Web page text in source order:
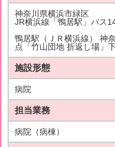
神奈川県横浜市緑区
JR横浜線「鴨居駅」バス
鴨居駅（ＪＲ横浜線） 神
点「竹山団地 折返し場」
施設形態
病院
担当業務
病院（病棟）